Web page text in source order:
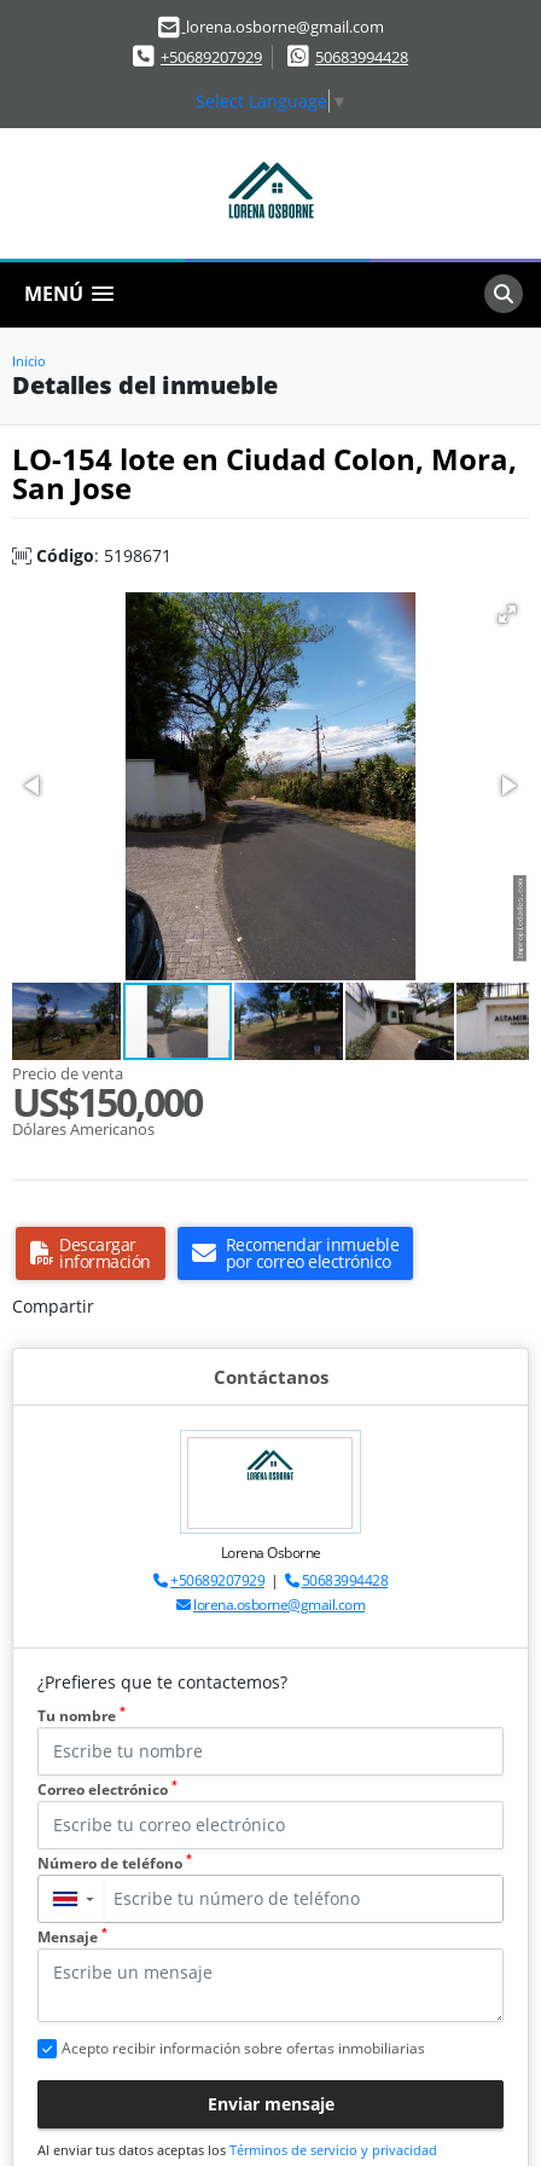
lorena.osborne@gmail.com
+50689207929
50683994428
Select Language ▼
MENÚ
Inicio
Detalles del inmueble
LO-154 lote en Ciudad Colon, Mora,
San Jose
Código: 5198671
Precio de venta
US$150,000
Dólares Americanos
Descargar
información
Recomendar inmueble
por correo electrónico
Compartir
Contáctanos
Lorena Osborne
+50689207929|
50683994428
lorena.osborne@gmail.com
¿Prefieres que te contactemos?
Tu nombre *
Correo electrónico *
Número de teléfono *
▼
Mensaje *
Acepto recibir información sobre ofertas inmobiliarias
Enviar mensaje
Al enviar tus datos aceptas los Términos de servicio y privacidad